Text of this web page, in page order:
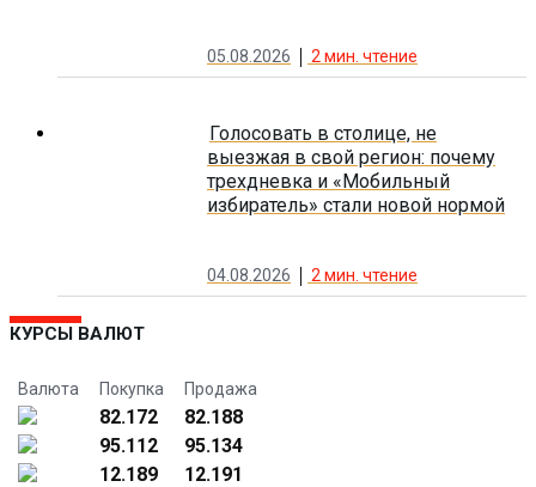
05.08.2026 2 мин. чтение
Голосовать в столице, не
выезжая в свой регион: почему
трехдневка и «Мобильный
избиратель» стали новой нормой
04.08.2026 2 мин. чтение
КУРСЫ ВАЛЮТ
Валюта Покупка Продажа
82.172
82.188
95.112
95.134
12.189
12.191